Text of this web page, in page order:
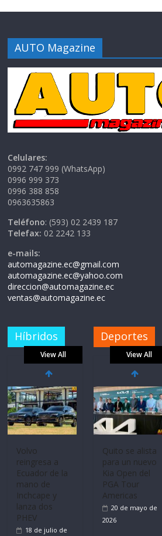
AUTO Magazine
Celulares:
0992 747 999 (WhatsApp)
0996 999 373
0996 388 858
0963635863
Teléfono: (593) 02 2439 187
Telefax: 02 2242 133
e-mails:
automagazine.ec@gmail.com
automagazine.ec@yahoo.com
direccion@automagazine.ec
ventas@automagazine.ec
Híbridos
View All
Volvo
reingresa a
Ecuador de la
mano de
Inchcape y
lanza dos
PHEV
18 de julio de
Deportes
View All
Quito se alista
para un nuevo
Kia Open del
PGA Tour
Americas
20 de mayo de
2026